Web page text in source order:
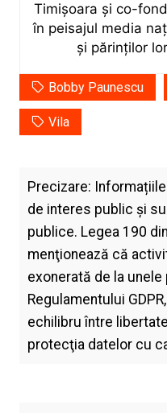
Timișoara și co-
în peisajul media
și părinților
Bobby Paunescu
Vila
Precizare:
de interes public și
publice. Legea 190
menţionează că
exonerată de la unele
Regulamentului
echilibru între
protecţia datelor cu